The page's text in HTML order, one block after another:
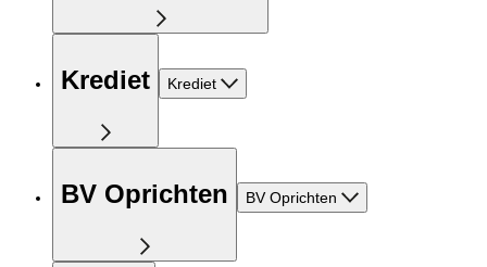
Krediet Krediet
BV Oprichten BV Oprichten